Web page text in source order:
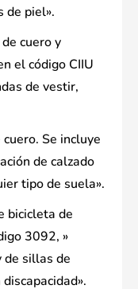
de piel».
cuero y
el código CIIU
de vestir,
Se incluye
de calzado
tipo de suela».
bicicleta de
3092, »
de sillas de